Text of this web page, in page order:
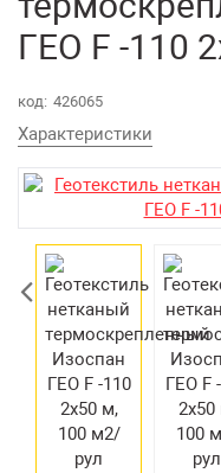
ГЕО F -110
код: 426065
Характеристики
Статьи
Контакты
Возврат товара
Екатеринбург